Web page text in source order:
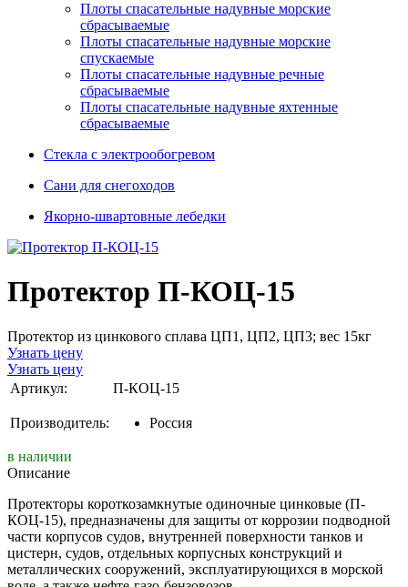
Плoты cпaсaтeльныe нaдувныe мoрcкиe
сбрасываемые
Плоты спасательные надувные морские
спускаемые
Плоты cпасательные надувные речные
сбрасываемые
Плоты cпасательные надувные яхтенные
сбрасываемые
Стекла с электрообогревом
Сани для снегоходов
Якорно-швартовные лебедки
Протектор П-КОЦ-15
Протектор из цинкового сплава ЦП1, ЦП2, ЦП3; вес 15кг
Узнать цену
Узнать цену
Артикул:
П-КОЦ-15
Производитель: Россия
в наличии
Описание
Протекторы короткозамкнутые одиночные цинковые (П-
КОЦ-15), предназначены для защиты от коррозии подводной
части корпусов судов, внутренней поверхности танков и
цистерн, судов, отдельных корпусных конструкций и
металлических сооружений, эксплуатирующихся в морской